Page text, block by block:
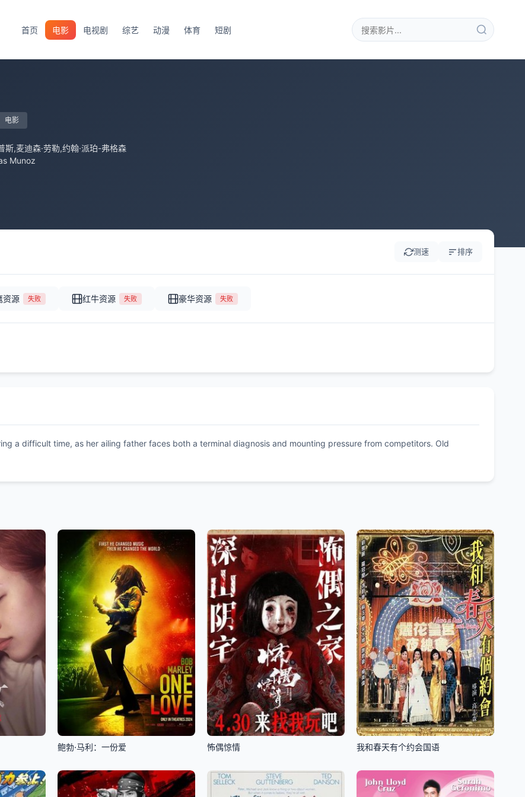
首页 电影 电视剧 综艺 动漫 体育 短剧
电影
斯,麦迪森·劳勒,约翰·派珀-弗格森
Munoz
测速 排序
资源 失败 红牛资源 失败 豪华资源 失败
a difficult time, as her ailing father faces both a terminal diagnosis and mounting pressure from competitors. Old
鲍勃·马利：一份爱 怖偶惊情 我和春天有个约会国语